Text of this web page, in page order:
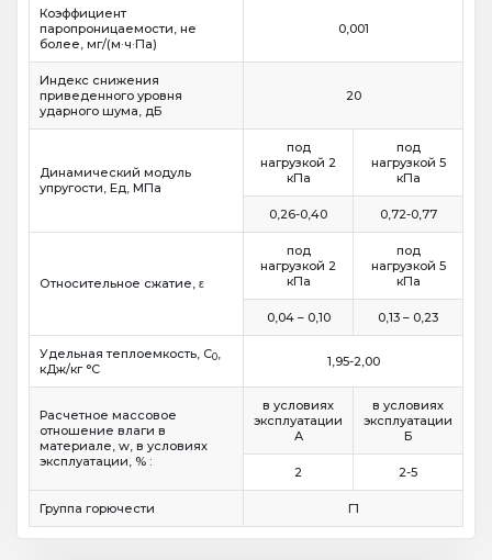
Коэффициент
паропроницаемости, не
более, мг/(м·ч·Па)
0,001
Индекс снижения
приведенного уровня
ударного шума, дБ
20
Динамический модуль
упругости, Ед, МПа
под
нагрузкой 2
кПа
под
нагрузкой 5
кПа
0,26-0,40 0,72-0,77
Относительное сжатие, ε
под
нагрузкой 2
кПа
под
нагрузкой 5
кПа
0,04 – 0,10 0,13 – 0,23
Удельная теплоемкость, C0,
кДж/кг °C
1,95-2,00
Расчетное массовое
отношение влаги в
материале, w, в условиях
эксплуатации, % :
в условиях
эксплуатации
А
в условиях
эксплуатации
Б
2 2-5
Группа горючести Г1